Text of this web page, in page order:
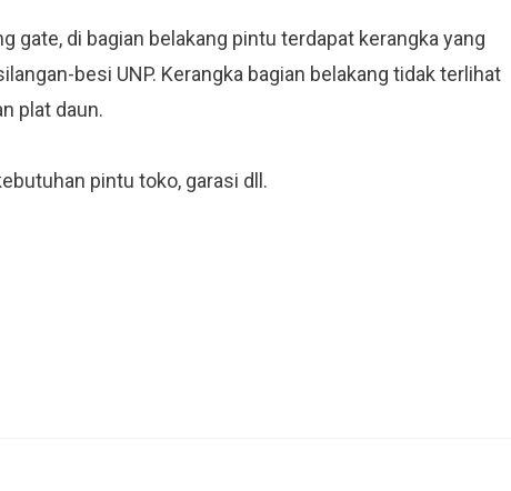
gate, di bagian belakang pintu terdapat kerangka yang
besi UNP. Kerangka bagian belakang tidak terlihat
plat daun.
pintu toko, garasi dll.